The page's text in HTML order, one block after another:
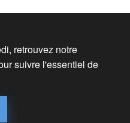
retrouvez notre
suivre l'essentiel de